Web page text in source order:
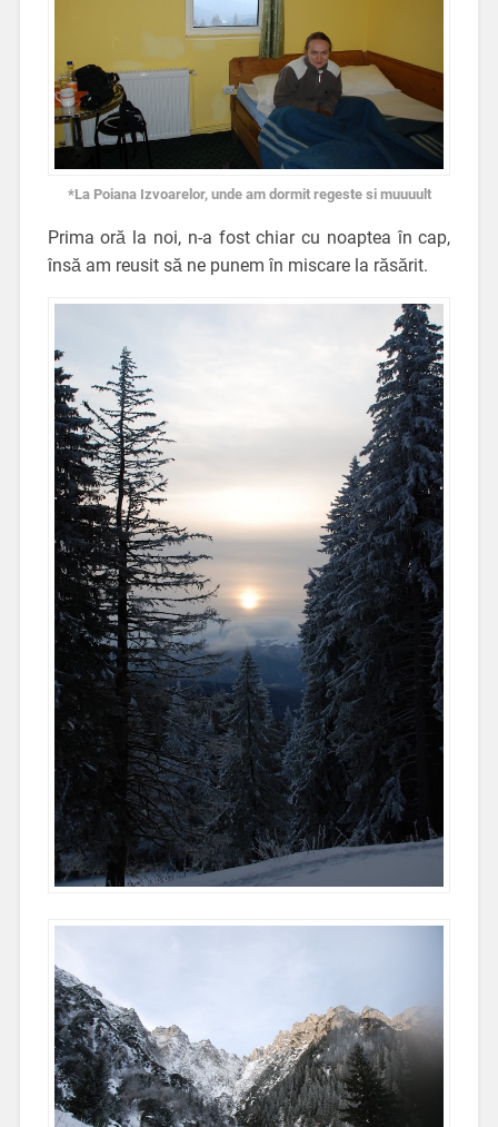
*La Poiana Izvoarelor, unde am dormit regeste si muuuult
Prima oră la noi, n-a fost chiar cu noaptea în cap,
însă am reusit să ne punem în miscare la răsărit.